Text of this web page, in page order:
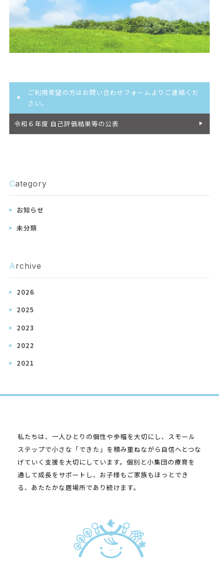
ご利用希望の方はお問い合わせフォームよりご連絡くだ
さい。
令和６年度 自己評価結果等の公表
Category
お知らせ
未分類
Archive
2026
2025
2023
2022
2021
私たちは、一人ひとりの個性や歩幅を大切にし、スモール
ステップで小さな「できた」を積み重ねながら自信へとつな
げていく支援を大切にしています。個別と小集団の療育を
通して成長をサポートし、お子様もご家族もほっとでき
る、あたたかな居場所であり続けます。